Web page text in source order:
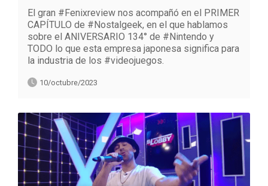
El gran #Fenixreview nos acompañó en el PRIMER
CAPÍTULO de #Nostalgeek, en el que hablamos
sobre el ANIVERSARIO 134° de #Nintendo y
TODO lo que esta empresa japonesa significa para
la industria de los #videojuegos.
10/octubre/2023